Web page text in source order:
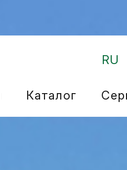
Каталог
RU